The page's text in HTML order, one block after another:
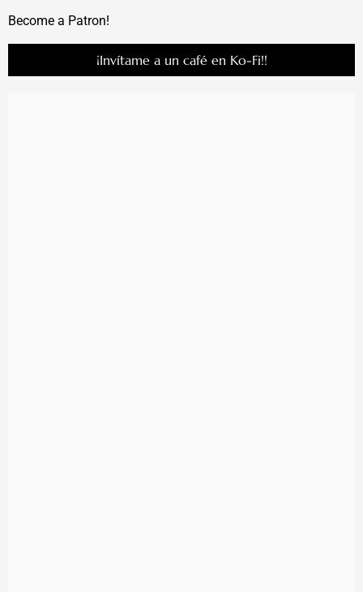
Become a Patron!
¡Invítame a un café en Ko-Fi!!